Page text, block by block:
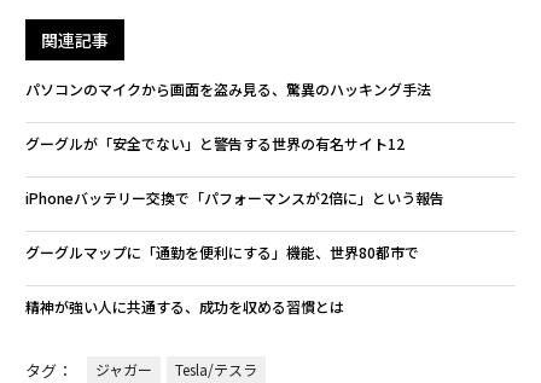
関連記事
パソコンのマイクから画面を盗み見る、驚異のハッキング手法
グーグルが「安全でない」と警告する世界の有名サイト12
iPhoneバッテリー交換で「パフォーマンスが2倍に」という報告
グーグルマップに「通勤を便利にする」機能、世界80都市で
精神が強い人に共通する、成功を収める習慣とは
タグ： ジャガー Tesla/テスラ